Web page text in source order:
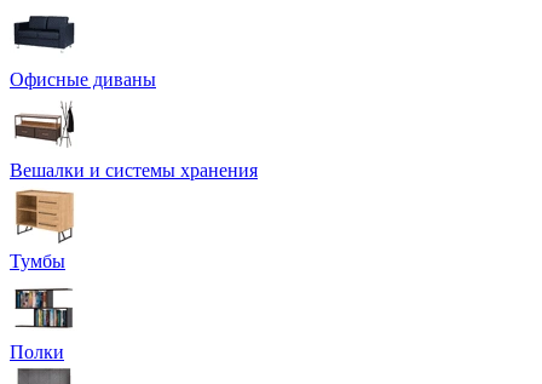
Офисные диваны
Вешалки и системы хранения
Тумбы
Полки